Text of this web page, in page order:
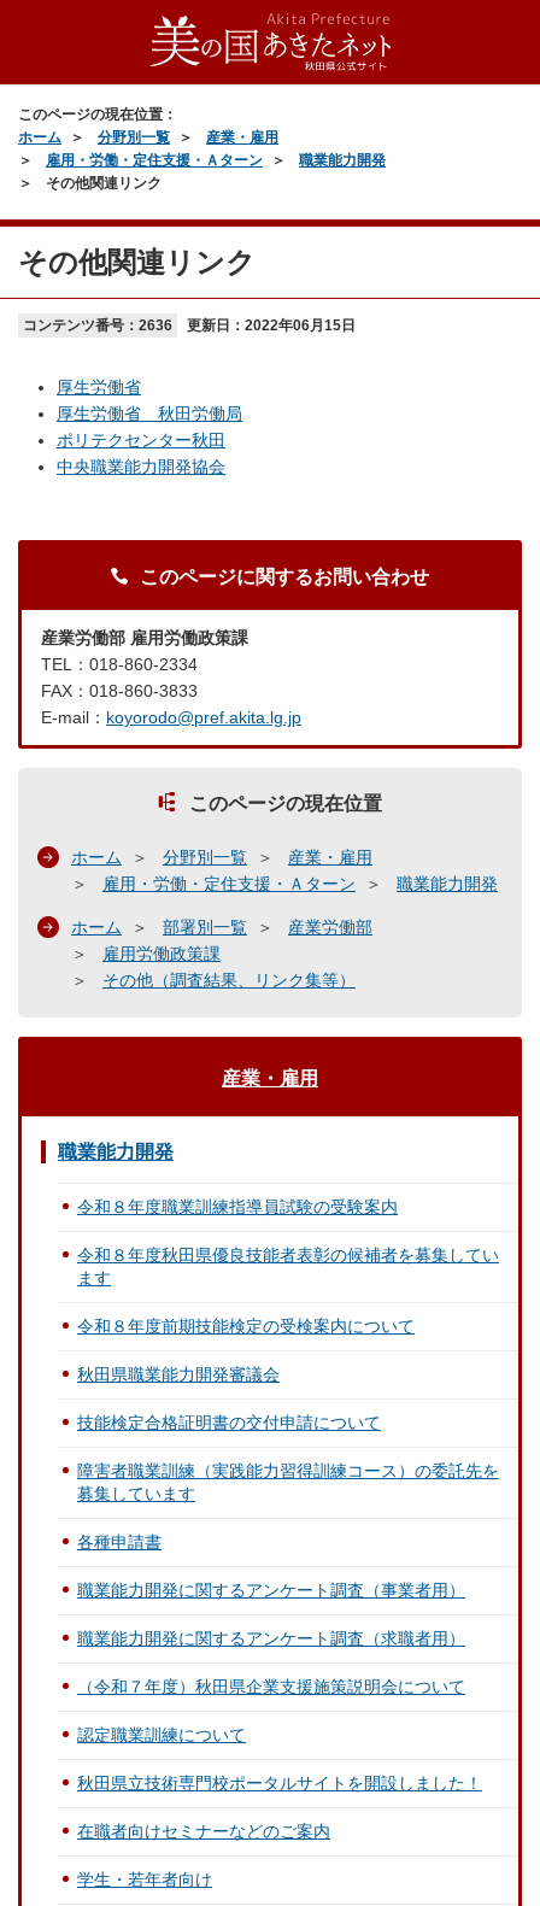
このページの現在位置：
ホーム
分野別一覧
産業・雇用
雇用・労働・定住支援・Ａターン
職業能力開発
その他関連リンク
その他関連リンク
コンテンツ番号：2636 更新日： 2022年06月15日
厚生労働省
厚生労働省 秋田労働局
ポリテクセンター秋田
中央職業能力開発協会
このページに関するお問い合わせ
産業労働部 雇用労働政策課
TEL：018-860-2334
FAX：018-860-3833
E-mail： koyorodo@pref.akita.lg.jp
このページの現在位置
ホーム 分野別一覧
産業・雇用
雇用・労働・定住支援・Ａターン
職業能力開発
ホーム 部署別一覧
産業労働部
雇用労働政策課
その他（調査結果、リンク集等）
産業・雇用
職業能力開発
令和８年度職業訓練指導員試験の受験案内
令和８年度秋田県優良技能者表彰の候補者を募集してい
ます
令和８年度前期技能検定の受検案内について
秋田県職業能力開発審議会
技能検定合格証明書の交付申請について
障害者職業訓練（実践能力習得訓練コース）の委託先を
募集しています
各種申請書
職業能力開発に関するアンケート調査（事業者用）
職業能力開発に関するアンケート調査（求職者用）
（令和７年度）秋田県企業支援施策説明会について
認定職業訓練について
秋田県立技術専門校ポータルサイトを開設しました！
在職者向けセミナーなどのご案内
学生・若年者向け